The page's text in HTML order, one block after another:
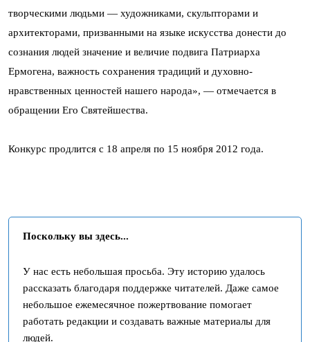
творческими людьми — художниками, скульпторами и
архитекторами, призванными на языке искусства донести до
сознания людей значение и величие подвига Патриарха
Ермогена, важность сохранения традиций и духовно-
нравственных ценностей нашего народа», — отмечается в
обращении Его Святейшества.
Конкурс продлится с 18 апреля по 15 ноября 2012 года.
Поскольку вы здесь...
У нас есть небольшая просьба. Эту историю удалось
рассказать благодаря поддержке читателей. Даже самое
небольшое ежемесячное пожертвование помогает
работать редакции и создавать важные материалы для
людей.